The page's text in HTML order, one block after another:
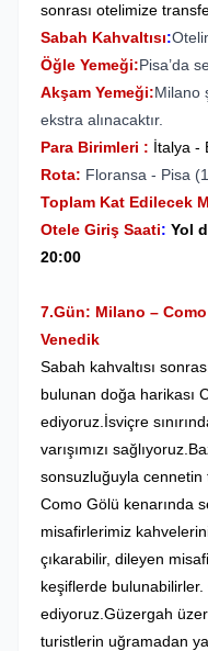
sonrası otelimize
Sabah Kahvaltısı:
Öğle Yemeği:Pisa’da
Akşam Yemeği:Milano
ekstra alınacaktır.
Para Birimleri : İtalya -
Rota: Floransa - Pisa
Toplam Kat Edilecek
Otele Giriş Saati: Yol
20:00
7.Gün: Milano –
Venedik
Sabah kahvaltısı
bulunan doğa harikası
ediyoruz.İsviçre
varışımızı
sonsuzluğuyla
Como Gölü kenarında
misafirlerimiz
çıkarabilir, dileyen
keşiflerde bulunabilirler.
ediyoruz.Güzergah
turistlerin uğramadan